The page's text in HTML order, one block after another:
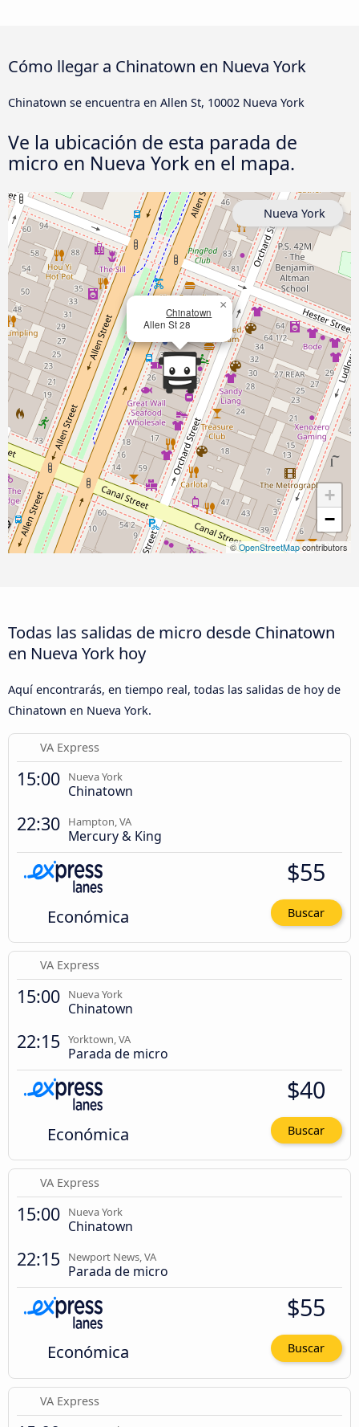
Cómo llegar a Chinatown en Nueva York
Chinatown se encuentra en Allen St, 10002 Nueva York
Ve la ubicación de esta parada de
micro en Nueva York en el mapa.
Chinatown
Allen St 28
×
+
−
©OpenStreetMapcontributors
Nueva York
Todas las salidas de micro desde Chinatown
en Nueva York hoy
Aquí encontrarás, en tiempo real, todas las salidas de hoy de
Chinatown en Nueva York.
VA Express
15:00 Nueva York
Chinatown
22:30 Hampton, VA
Mercury & King
Económica
$55
Buscar
VA Express
15:00 Nueva York
Chinatown
22:15 Yorktown, VA
Parada de micro
Económica
$40
Buscar
VA Express
15:00 Nueva York
Chinatown
22:15 Newport News, VA
Parada de micro
Económica
$55
Buscar
VA Express